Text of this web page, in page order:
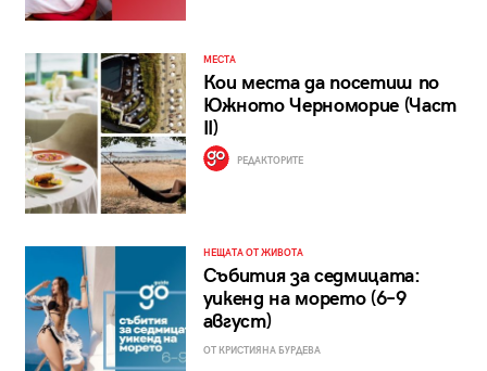
МЕСТА
Кои места да посетиш по
Южното Черноморие (Част
II)
РЕДАКТОРИТЕ
НЕЩАТА ОТ ЖИВОТА
Събития за седмицата:
уикенд на морето (6–9
август)
ОТ КРИСТИЯНА БУРДЕВА